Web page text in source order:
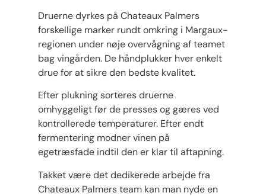
Druerne dyrkes på Chateaux Palmers
forskellige marker rundt omkring i Margaux-
regionen under nøje overvågning af teamet
bag vingården. De håndplukker hver enkelt
drue for at sikre den bedste kvalitet.
Efter plukning sorteres druerne
omhyggeligt før de presses og gæres ved
kontrollerede temperaturer. Efter endt
fermentering modner vinen på
egetræsfade indtil den er klar til aftapning.
Takket være det dedikerede arbejde fra
Chateaux Palmers team kan man nyde en